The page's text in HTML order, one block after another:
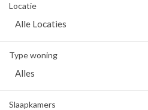
Locatie
Alle Locaties
Type woning
Alles
Slaapkamers